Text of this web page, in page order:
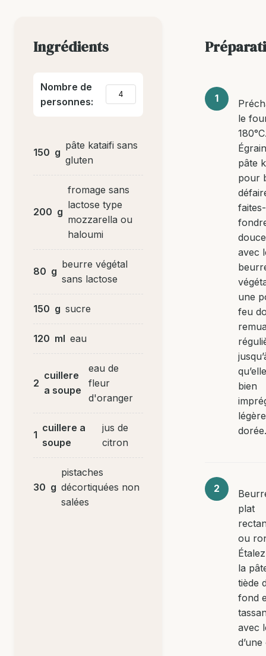
Ingrédients
Nombre de
personnes:
150 g
pâte kataifi sans
gluten
200 g
fromage sans
lactose type
mozzarella ou
haloumi
80 g
beurre végétal
sans lactose
150 g sucre
120 ml eau
2
cuillere
a soupe
eau de
fleur
d'oranger
1
cuillere a
soupe
jus de
citron
30 g
pistaches
décortiquées non
salées
le
pâte
pour
avec
une
feu
bien
dorée.
plat
ou
la
tiède
fond
avec